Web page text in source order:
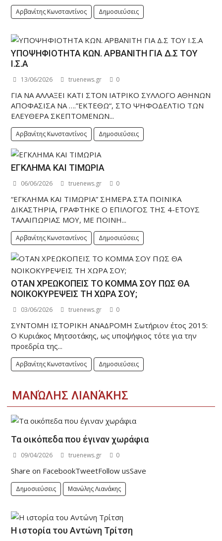
Αρβανίτης Κωνσταντίνος Δημοσιεύσεις
ΥΠΟΨΗΦΙΟΤΗΤΑ ΚΩΝ. ΑΡΒΑΝΙΤΗ ΓΙΑ Δ.Σ ΤΟΥ
Ι.Σ.Α
13/06/2026 truenews.gr 0
ΓΙΑ ΝΑ ΑΛΛΑΞΕΙ ΚΑΤΙ ΣΤΟΝ ΙΑΤΡΙΚΟ ΣΥΛΛΟΓΟ ΑΘΗΝΩΝ
ΑΠΟΦΑΣΙΣΑ ΝΑ ….”ΕΚΤΕΘΩ“, ΣΤΟ ΨΗΦΟΔΕΛΤΙΟ ΤΩΝ
ΕΛΕΥΘΕΡΑ ΣΚΕΠΤΟΜΕΝΩΝ...
Αρβανίτης Κωνσταντίνος Δημοσιεύσεις
ΕΓΚΛΗΜΑ ΚΑΙ ΤΙΜΩΡΙΑ
06/06/2026 truenews.gr 0
“ΕΓΚΛΗΜΑ ΚΑΙ ΤΙΜΩΡΙΑ” ΣΗΜΕΡΑ ΣΤΑ ΠΟΙΝΙΚΑ
ΔΙΚΑΣΤΗΡΙΑ, ΓΡΑΦΤΗΚΕ Ο ΕΠΙΛΟΓΟΣ ΤΗΣ 4-ΕΤΟΥΣ
ΤΑΛΑΙΠΩΡΙΑΣ ΜΟΥ, ΜΕ ΠΟΙΝΗ...
Αρβανίτης Κωνσταντίνος Δημοσιεύσεις
ΟΤΑΝ ΧΡΕΩΚΟΠΕΙΣ ΤΟ ΚΟΜΜΑ ΣΟΥ ΠΩΣ ΘΑ
ΝΟΙΚΟΚΥΡΕΨΕΙΣ ΤΗ ΧΩΡΑ ΣΟΥ;
03/06/2026 truenews.gr 0
ΣΥΝΤΟΜΗ ΙΣΤΟΡΙΚΗ ΑΝΑΔΡΟΜΗ Σωτήριον έτος 2015:
Ο Κυριάκος Μητσοτάκης, ως υποψήφιος τότε για την
προεδρία της...
Αρβανίτης Κωνσταντίνος Δημοσιεύσεις
ΜΑΝΏΛΗΣ ΛΙΑΝΆΚΗΣ
Τα οικόπεδα που έγιναν χωράφια
09/04/2026 truenews.gr 0
Share on FacebookTweetFollow usSave
Δημοσιεύσεις Μανώλης Λιανάκης
Η ιστορία του Αντώνη Τρίτση